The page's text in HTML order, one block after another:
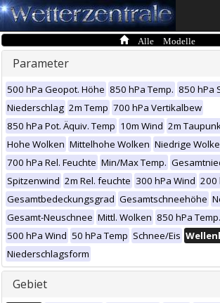
Alle Modelle
Parameter
500 hPa Geopot. Höhe 850 hPa Temp. 850 hPa
Niederschlag 2m Temp 700 hPa Vertikalbew
850 hPa Pot. Äquiv. Temp 10m Wind 2m
Hohe Wolken Mittelhohe Wolken Niedrige
700 hPa Rel. Feuchte Min/Max Temp.
Spitzenwind 2m Rel. feuchte 300 hPa Wind 200
Gesamtbedeckungsgrad Gesamtschneehöhe
Gesamt-Neuschnee Mittl. Wolken 850 hPa
500 hPa Wind 50 hPa Temp Schnee/Eis
Niederschlagsform
Gebiet